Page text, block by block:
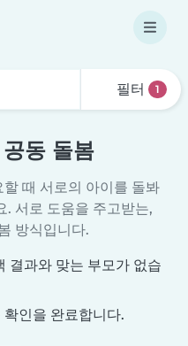
필터 1
동 돌봄
때 서로의 아이를 돌봐
. 서로 도움을 주고받는,
방식입니다.
과와 맞는 부모가 없습
인을 완료합니다.